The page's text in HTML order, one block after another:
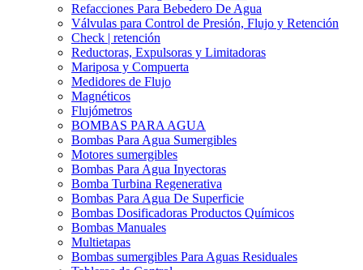
Refacciones Para Bebedero De Agua
Válvulas para Control de Presión, Flujo y Retención
Check | retención
Reductoras, Expulsoras y Limitadoras
Mariposa y Compuerta
Medidores de Flujo
Magnéticos
Flujómetros
BOMBAS PARA AGUA
Bombas Para Agua Sumergibles
Motores sumergibles
Bombas Para Agua Inyectoras
Bomba Turbina Regenerativa
Bombas Para Agua De Superficie
Bombas Dosificadoras Productos Químicos
Bombas Manuales
Multietapas
Bombas sumergibles Para Aguas Residuales